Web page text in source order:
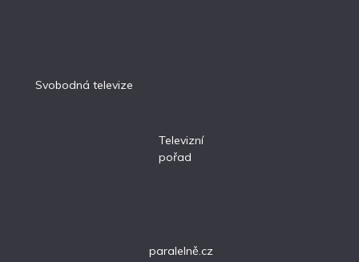
Svobodná televize
Televizní
pořad
paralelně.cz